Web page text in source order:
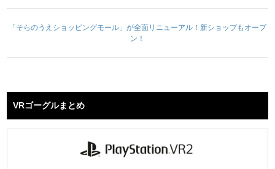
「そらのうえショッピングモール」が全面リニューアル！新ショップもオープ
ン！
VRゴーグルまとめ